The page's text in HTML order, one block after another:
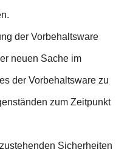
der Vorbehaltsware
neuen Sache im
der Vorbehaltsware zu
zum Zeitpunkt
Sicherheiten